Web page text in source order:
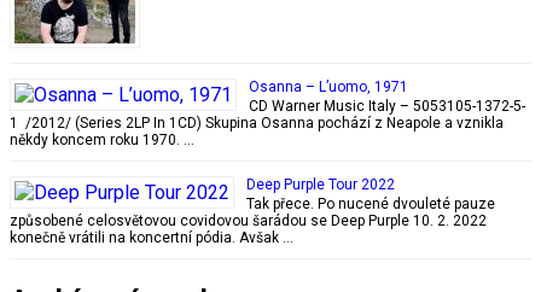
Osanna – L’uomo, 1971
CD Warner Music Italy – 5053105-1372-5-
1 /2012/ (Series 2LP In 1CD) Skupina Osanna pochází z Neapole a vznikla
někdy koncem roku 1970. …
Deep Purple Tour 2022
Tak přece. Po nucené dvouleté pauze
způsobené celosvětovou covidovou šarádou se Deep Purple 10. 2. 2022
konečně vrátili na koncertní pódia. Avšak …